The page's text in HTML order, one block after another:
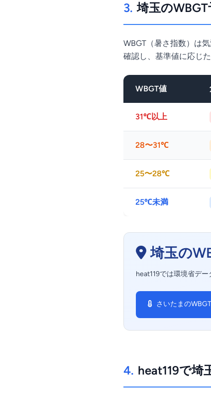
3. 埼玉の
WBGT（暑さ指数）は
確認し、基準値に応じ
WBGT値
31℃以上
28〜31℃
25〜28℃
25℃未満
埼玉の
heat119では環境省デ
さいたまの
4. heat119で埼